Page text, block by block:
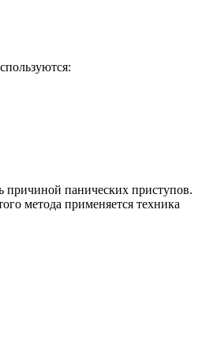
причиной панических приступов.
метода применяется техника